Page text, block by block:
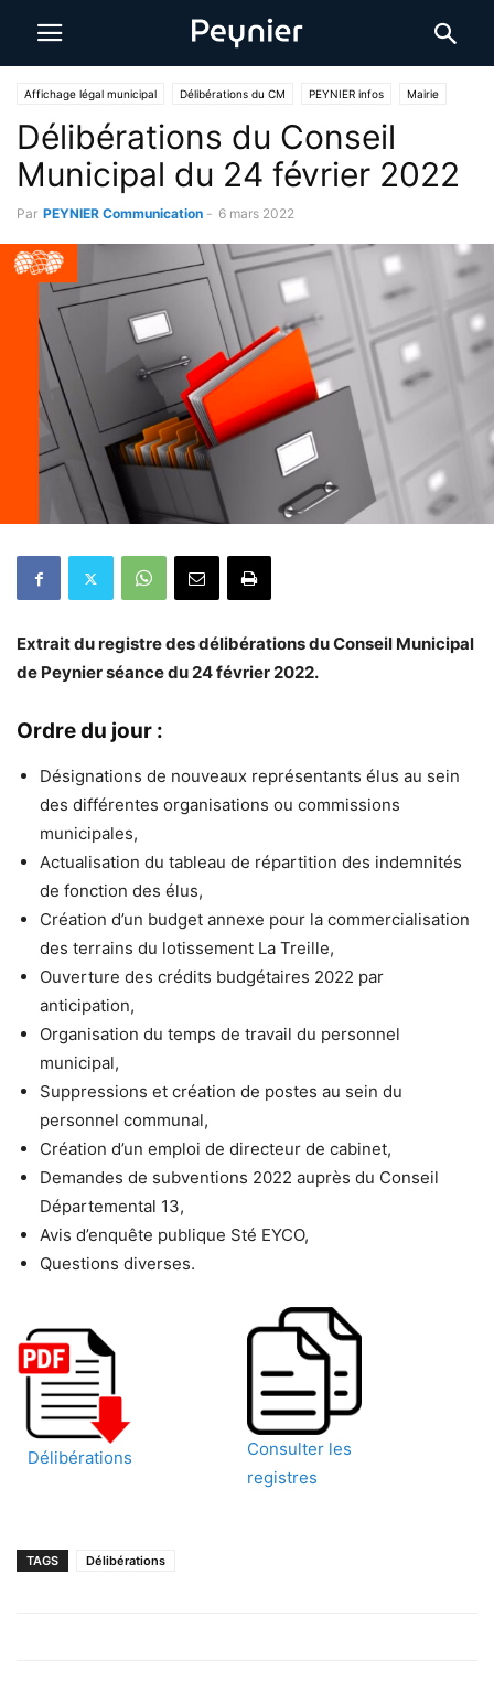
Affichage légal municipal Délibérations du CM PEYNIER infos Mairie
Délibérations du Conseil
Municipal du 24 février 2022
Par PEYNIER Communication - 6 mars 2022
Extrait du registre des délibérations du Conseil Municipal
de Peynier séance du 24 février 2022.
Ordre du jour :
Désignations de nouveaux représentants élus au sein
des différentes organisations ou commissions
municipales,
Actualisation du tableau de répartition des indemnités
de fonction des élus,
Création d’un budget annexe pour la commercialisation
des terrains du lotissement La Treille,
Ouverture des crédits budgétaires 2022 par
anticipation,
Organisation du temps de travail du personnel
municipal,
Suppressions et création de postes au sein du
personnel communal,
Création d’un emploi de directeur de cabinet,
Demandes de subventions 2022 auprès du Conseil
Départemental 13,
Avis d’enquête publique Sté EYCO,
Questions diverses.
Délibérations
Consulter les
registres
TAGS Délibérations